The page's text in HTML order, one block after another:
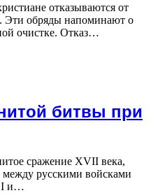
отказываются от
Эти обряды напоминают о
очистке. Отказ…
битвы при
сражение XVII века,
русскими войсками
I и…